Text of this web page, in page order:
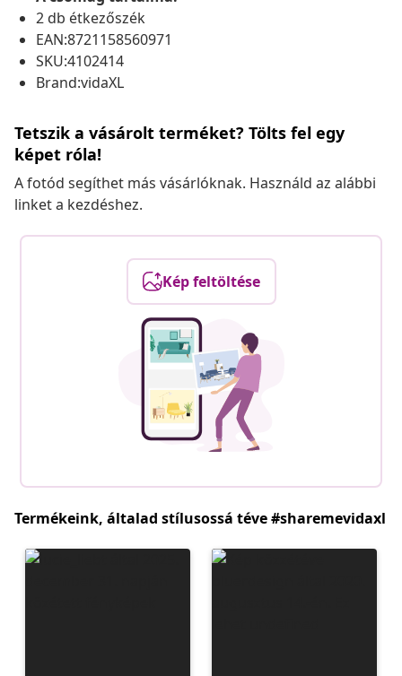
2 db étkezőszék
EAN:8721158560971
SKU:4102414
Brand:vidaXL
Tetszik a vásárolt terméket? Tölts fel egy
képet róla!
A fotód segíthet más vásárlóknak. Használd az alábbi
linket a kezdéshez.
Kép feltöltése
Termékeink, általad stílusossá téve #sharemevidaxl